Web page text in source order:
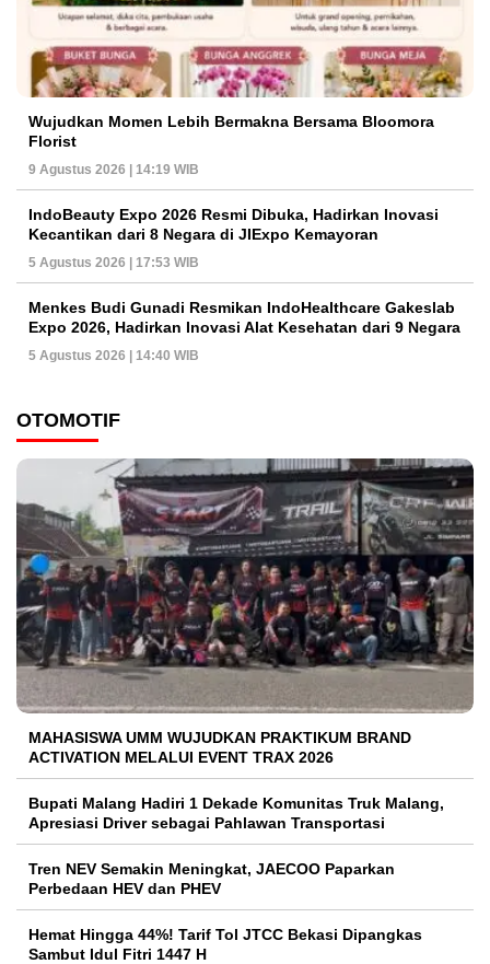
Wujudkan Momen Lebih Bermakna Bersama Bloomora
Florist
9 Agustus 2026 | 14:19 WIB
IndoBeauty Expo 2026 Resmi Dibuka, Hadirkan Inovasi
Kecantikan dari 8 Negara di JIExpo Kemayoran
5 Agustus 2026 | 17:53 WIB
Menkes Budi Gunadi Resmikan IndoHealthcare Gakeslab
Expo 2026, Hadirkan Inovasi Alat Kesehatan dari 9 Negara
5 Agustus 2026 | 14:40 WIB
OTOMOTIF
MAHASISWA UMM WUJUDKAN PRAKTIKUM BRAND
ACTIVATION MELALUI EVENT TRAX 2026
Bupati Malang Hadiri 1 Dekade Komunitas Truk Malang,
Apresiasi Driver sebagai Pahlawan Transportasi
Tren NEV Semakin Meningkat, JAECOO Paparkan
Perbedaan HEV dan PHEV
Hemat Hingga 44%! Tarif Tol JTCC Bekasi Dipangkas
Sambut Idul Fitri 1447 H